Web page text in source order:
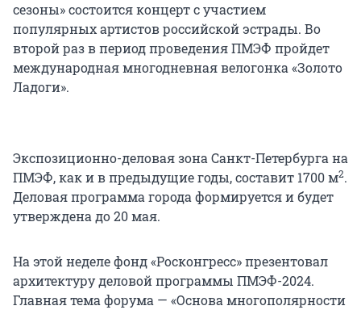
сезоны» состоится концерт с участием
популярных артистов российской эстрады. Во
второй раз в период проведения ПМЭФ пройдет
международная многодневная велогонка «Золото
Ладоги».
Экспозиционно-деловая зона Санкт-Петербурга на
ПМЭФ, как и в предыдущие годы, составит 1700 м2.
Деловая программа города формируется и будет
утверждена до 20 мая.
На этой неделе фонд «Росконгресс» презентовал
архитектуру деловой программы ПМЭФ-2024.
Главная тема форума — «Основа многополярности